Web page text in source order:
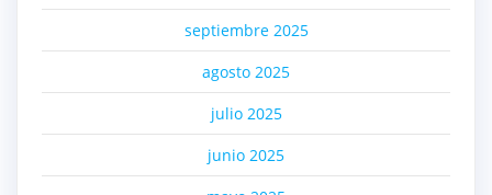
septiembre 2025
agosto 2025
julio 2025
junio 2025